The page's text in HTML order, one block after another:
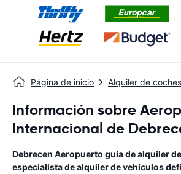
Página de inicio Alquiler de
Información sobre
Internacional de
Debrecen Aeropuerto guía de alquiler
especialista de alquiler de vehículos